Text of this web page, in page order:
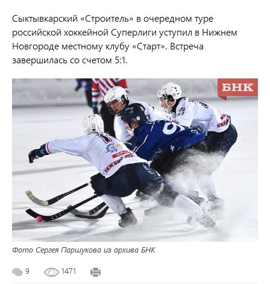
Сыктывкарский «Строитель» в очередном туре
российской хоккейной Суперлиги уступил в Нижнем
Новгороде местному клубу «Старт». Встреча
завершилась со счетом 5:1.
Фото Сергея Паршукова из архива БНК
9 1471